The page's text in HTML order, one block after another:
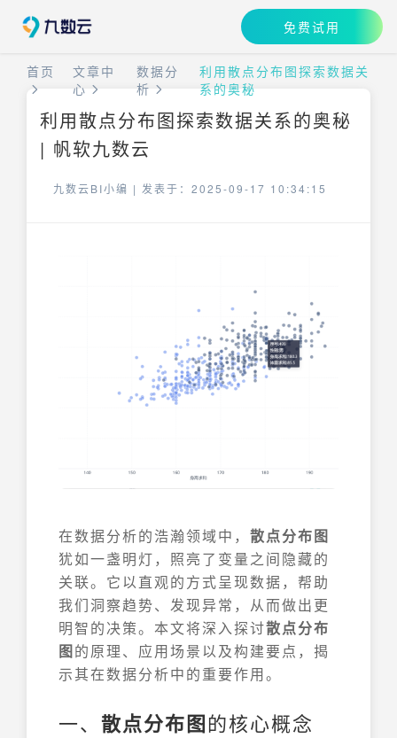
免费试用
首页
文章中
心
数据分
析
利用散点分布图探索数据关
系的奥秘
利用散点分布图探索数据关系的奥秘
| 帆软九数云
九数云BI小编 | 发表于：2025-09-17 10:34:15
在数据分析的浩瀚领域中， 散点分布图
犹如一盏明灯，照亮了变量之间隐藏的
关联。它以直观的方式呈现数据，帮助
我们洞察趋势、发现异常，从而做出更
明智的决策。本文将深入探讨散点分布
图的原理、应用场景以及构建要点，揭
示其在数据分析中的重要作用。
一、 散点分布图的核心概念